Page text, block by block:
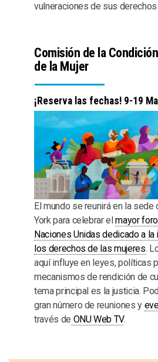
vulneraciones de sus
Comisión de la
de la Mujer
¡Reserva las fechas! 9-19
El mundo se reunirá en la sede
York para celebrar elmayor
Naciones Unidas dedicado a
los derechos de las mujeres.
aquí influye en leyes, políticas
mecanismos de rendición de
tema principal es la justicia.
gran número de reuniones y
través de ONU Web TV.